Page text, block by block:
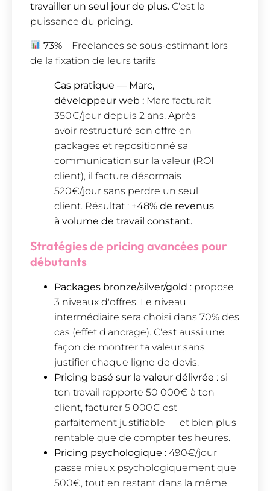
travailler un seul jour de plus. C'est la
puissance du pricing.
73% – Freelances se sous-estimant lors
de la fixation de leurs tarifs
Cas pratique — Marc,
développeur web : Marc facturait
350€/jour depuis 2 ans. Après
avoir restructuré son offre en
packages et repositionné sa
communication sur la valeur (ROI
client), il facture désormais
520€/jour sans perdre un seul
client. Résultat : +48% de revenus
à volume de travail constant.
Stratégies de pricing avancées pour
débutants
Packages bronze/silver/gold : propose
3 niveaux d'offres. Le niveau
intermédiaire sera choisi dans 70% des
cas (effet d'ancrage). C'est aussi une
façon de montrer ta valeur sans
justifier chaque ligne de devis.
Pricing basé sur la valeur délivrée : si
ton travail rapporte 50 000€ à ton
client, facturer 5 000€ est
parfaitement justifiable — et bien plus
rentable que de compter tes heures.
Pricing psychologique : 490€/jour
passe mieux psychologiquement que
500€, tout en restant dans la même